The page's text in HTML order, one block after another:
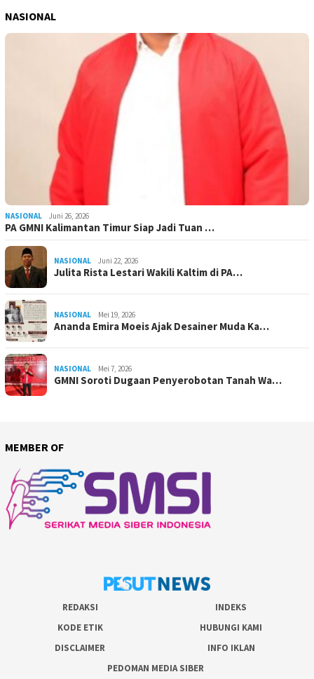
NASIONAL
NASIONAL Juni 26, 2026
PA GMNI Kalimantan Timur Siap Jadi Tuan …
NASIONAL Juni 22, 2026
Julita Rista Lestari Wakili Kaltim di PA…
NASIONAL Mei 19, 2026
Ananda Emira Moeis Ajak Desainer Muda Ka…
NASIONAL Mei 7, 2026
GMNI Soroti Dugaan Penyerobotan Tanah Wa…
MEMBER OF
REDAKSI
INDEKS
KODE ETIK
HUBUNGI KAMI
DISCLAIMER
INFO IKLAN
PEDOMAN MEDIA SIBER